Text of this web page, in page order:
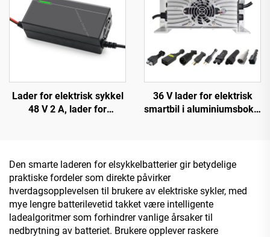
Lader for elektrisk sykkel
48 V 2 A, lader for
V med 150 W DC-
utgangsport
36 V lader for elektrisk
smartbil i aluminiumsboks,
Den smarte laderen for elsykkelbatterier gir betydelige
praktiske fordeler som direkte påvirker
hverdagsopplevelsen til brukere av elektriske sykler, med
mye lengre batterilevetid takket være intelligente
ladealgoritmer som forhindrer vanlige årsaker til
nedbrytning av batteriet. Brukere opplever raskere